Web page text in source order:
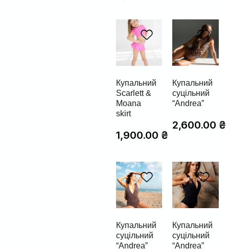
Купальний
Scarlett &
Moana
skirt
1,900.00 ₴
Купальний
суцільний
“Andrea”
2,600.00 ₴
Купальний
суцільний
“Andrea”
Купальний
суцільний
“Andrea”